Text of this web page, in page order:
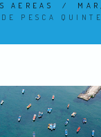
AEREAS /
PESCA